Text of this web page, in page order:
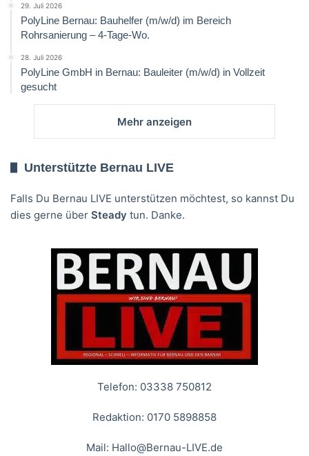
29. Juli 2026
PolyLine Bernau: Bauhelfer (m/w/d) im Bereich
Rohrsanierung – 4-Tage-Wo.
28. Juli 2026
PolyLine GmbH in Bernau: Bauleiter (m/w/d) in Vollzeit
gesucht
Mehr anzeigen
Unterstützte Bernau LIVE
Falls Du Bernau LIVE unterstützen möchtest, so kannst Du
dies gerne über Steady tun. Danke.
Telefon: 03338 750812
Redaktion: 0170 5898858
Mail: Hallo@Bernau-LIVE.de